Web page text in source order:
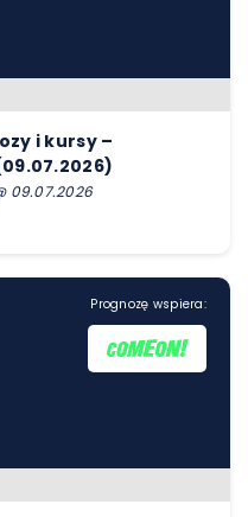
i kursy –
09.07.2026
Prognozę wspiera: